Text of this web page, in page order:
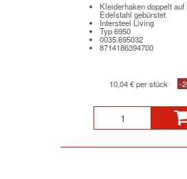
Kleiderhaken doppelt auf
Edelstahl gebürstet
Intersteel Living
Typ 6950
0035.695032
8714186394700
10,04 € per stück -